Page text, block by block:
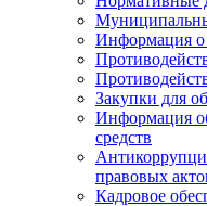
Информация о
Закупки для
Информация
средств
правовых
Кадровое